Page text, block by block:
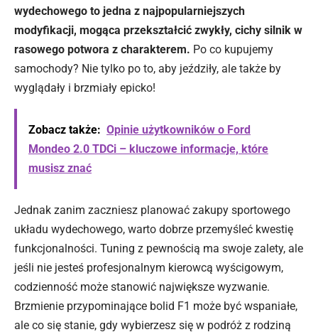
wydechowego to jedna z najpopularniejszych
modyfikacji, mogąca przekształcić zwykły, cichy silnik w
rasowego potwora z charakterem. Po co kupujemy
samochody? Nie tylko po to, aby jeździły, ale także by
wyglądały i brzmiały epicko!
Zobacz także: Opinie użytkowników o Ford
Mondeo 2.0 TDCi – kluczowe informacje, które
musisz znać
Jednak zanim zaczniesz planować zakupy sportowego
układu wydechowego, warto dobrze przemyśleć kwestię
funkcjonalności. Tuning z pewnością ma swoje zalety, ale
jeśli nie jesteś profesjonalnym kierowcą wyścigowym,
codzienność może stanowić największe wyzwanie.
Brzmienie przypominające bolid F1 może być wspaniałe,
ale co się stanie, gdy wybierzesz się w podróż z rodziną